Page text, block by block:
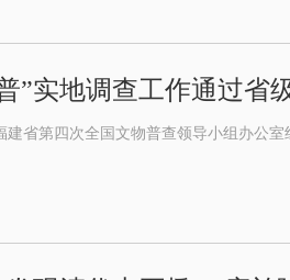
”实地调查工作通过省
建省第四次全国文物普查领导小组办公